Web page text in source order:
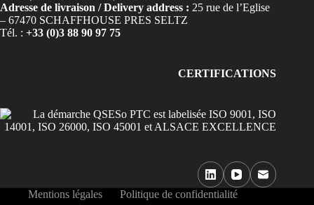
Adresse de livraison / Delivery address : 25 rue de l’Eglise
– 67470 SCHAFFHOUSE PRES SELTZ
Tél. : +33 (0)3 88 90 97 75
CERTIFICATIONS
Mentions légales Politique de confidentialité